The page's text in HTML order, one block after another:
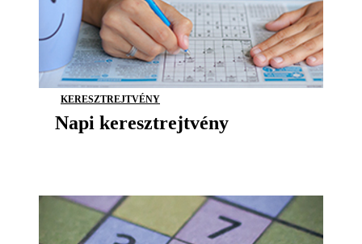
KERESZTREJTVÉNY
Napi keresztrejtvény